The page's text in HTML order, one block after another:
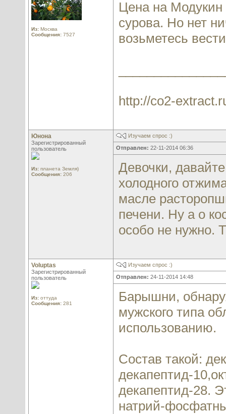
Из: Москва
Сообщения: 7527
Цена на Модукин
сурова. Но нет
возьметесь
http://co2-
Юнона
Зарегистрированный
пользователь
Из: планета Земля)
Сообщения: 206
Изучаем спрос :)
Отправлен: 22-11-2014 06:36
Девочки,
холодного
масле
печени. Ну а о
особо не нужно.
Voluptas
Зарегистрированный
пользователь
Из: оттуда
Сообщения: 281
Изучаем спрос :)
Отправлен: 24-11-2014 14:48
Барышни,
мужского типа
использованию.
Состав такой:
декапептид-
декапептид-28.
натрий-